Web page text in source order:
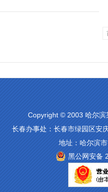
Copyright © 2003 哈尔
长春办事处：长春市绿园区
地址：哈尔滨
黑公网安备